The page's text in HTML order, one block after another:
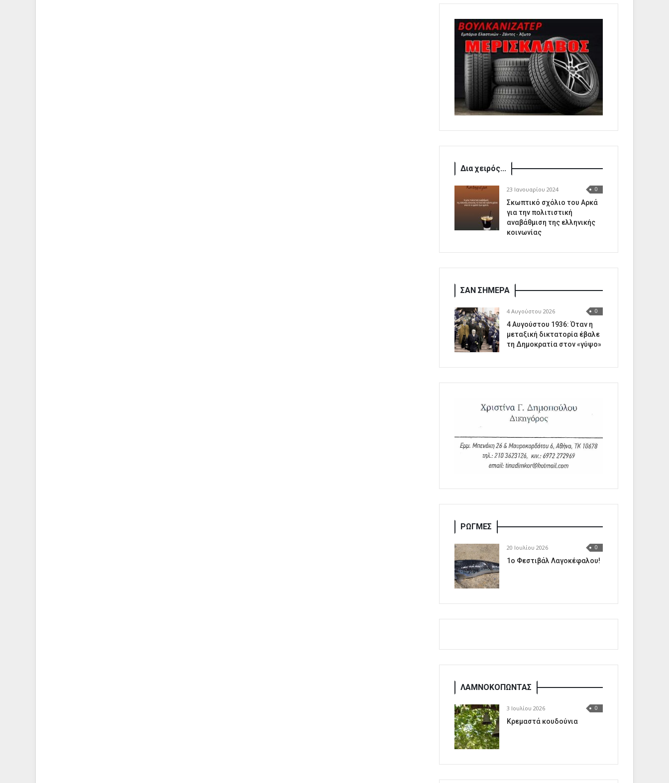
Δια χειρός...
23 Ιανουαρίου 2024 0
Σκωπτικό σχόλιο του Αρκά
για την πολιτιστική
αναβάθμιση της ελληνικής
κοινωνίας
ΣΑΝ ΣΗΜΕΡΑ
4 Αυγούστου 2026 0
4 Αυγούστου 1936: Όταν η
μεταξική δικτατορία έβαλε
τη Δημοκρατία στον «γύψο»
ΡΩΓΜΕΣ
20 Ιουλίου 2026 0
1o Φεστιβάλ Λαγοκέφαλου!
ΛΑΜΝΟΚΟΠΩΝΤΑΣ
3 Ιουλίου 2026 0
Κρεμαστά κουδούνια